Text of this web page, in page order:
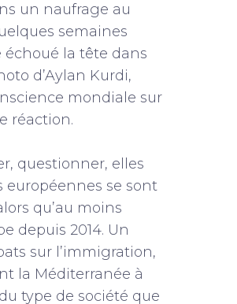
un naufrage au
semaines
échoué la tête dans
d’Aylan Kurdi,
mondiale sur
réaction.
questionner, elles
européennes se sont
qu’au moins
depuis 2014. Un
sur l’immigration,
la Méditerranée à
type de société que